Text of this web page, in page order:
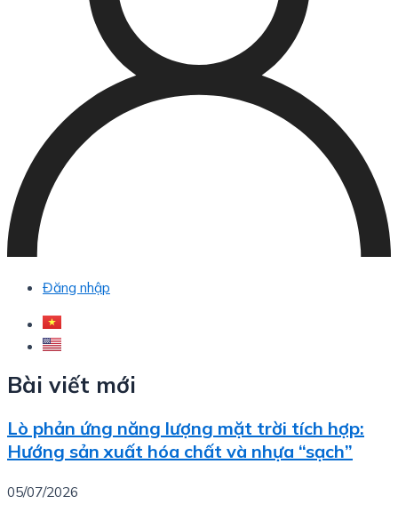
Đăng nhập
Bài viết mới
Lò phản ứng năng lượng mặt trời tích hợp:
Hướng sản xuất hóa chất và nhựa “sạch”
05/07/2026